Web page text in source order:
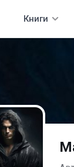
Книги